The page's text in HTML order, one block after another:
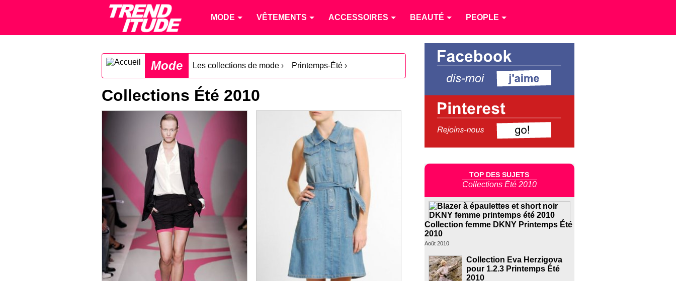
MODE VÊTEMENTS ACCESSOIRES BEAUTÉ PEOPLE
Mode Les collections de mode › Printemps-Été ›
Collections Été 2010
TOP DES SUJETS
Collections Été 2010
Collection femme DKNY Printemps Été
2010
Août 2010
Collection Eva Herzigova
pour 1.2.3 Printemps Été
2010